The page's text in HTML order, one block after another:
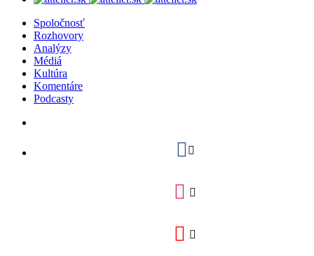
Spoločnosť
Rozhovory
Analýzy
Médiá
Kultúra
Komentáre
Podcasty